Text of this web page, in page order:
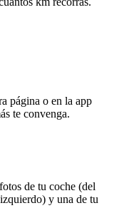
página o en la app
te convenga.
de tu coche (del
y una de tu